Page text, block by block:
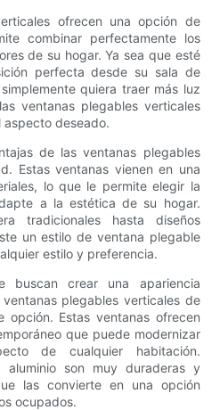
ofrecen una opción de
combinar perfectamente los
de su hogar. Ya sea que esté
perfecta desde su sala de
quiera traer más luz
ventanas plegables verticales
aspecto deseado.
de las ventanas plegables
Estas ventanas vienen en una
lo que le permite elegir la
a la estética de su hogar.
tradicionales hasta diseños
un estilo de ventana plegable
estilo y preferencia.
buscan crear una apariencia
plegables verticales de
opción. Estas ventanas ofrecen
que puede modernizar
de cualquier habitación.
aluminio son muy duraderas y
las convierte en una opción
ocupados.